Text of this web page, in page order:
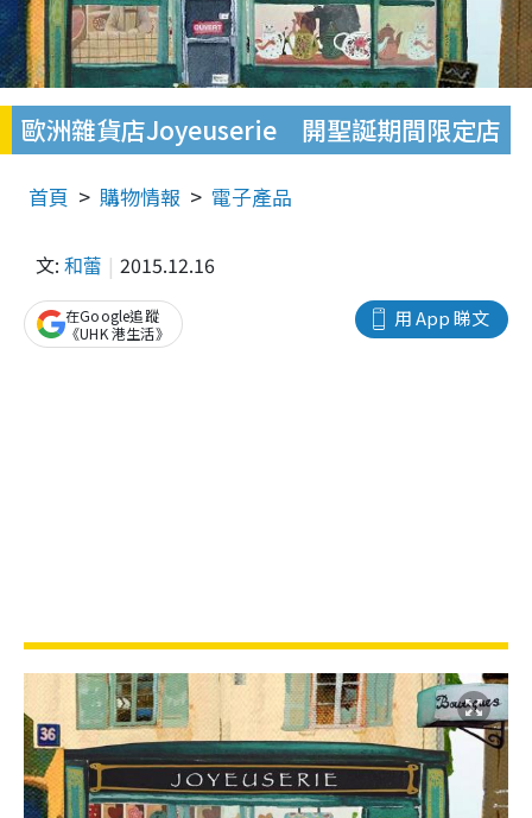
歐洲雜貨店Joyeuserie 開聖誕期間限定店
首頁 購物情報 電子產品
文: 和蕾 2015.12.16
用 App 睇文
在Google追蹤
《UHK 港生活》